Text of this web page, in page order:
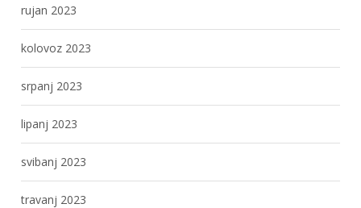
rujan 2023
kolovoz 2023
srpanj 2023
lipanj 2023
svibanj 2023
travanj 2023